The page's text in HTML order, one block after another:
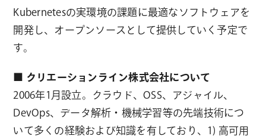
Kubernetesの実環境の課題に最適なソフトウェアを
開発し、オープンソースとして提供していく予定で
す。
■ クリエーションライン株式会社について
2006年1月設立。クラウド、OSS、アジャイル、
DevOps、データ解析・機械学習等の先端技術につ
いて多くの経験および知識を有しており、1) 高可用